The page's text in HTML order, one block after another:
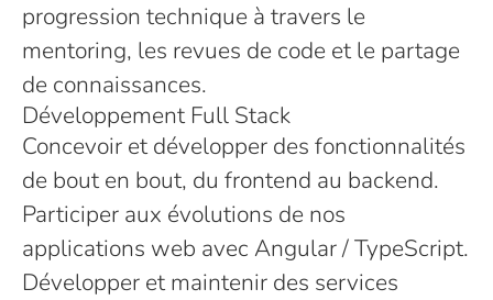
progression technique à travers le
mentoring, les revues de code et le partage
de connaissances.
Développement Full Stack
Concevoir et développer des fonctionnalités
de bout en bout, du frontend au backend.
Participer aux évolutions de nos
applications web avec Angular / TypeScript.
Développer et maintenir des services